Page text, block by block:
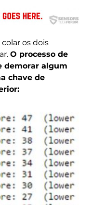
os dois
O processo de
demorar algum
chave de